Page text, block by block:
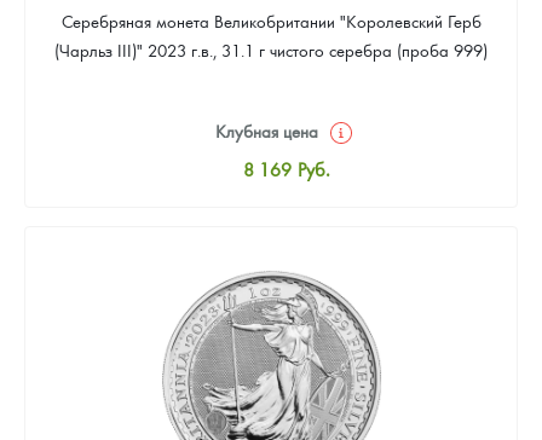
Серебряная монета Великобритании "Королевский Герб
(Чарльз III)" 2023 г.в., 31.1 г чистого серебра (проба 999)
Клубная цена
8 169 Руб.
Цена выкупа
Звоните